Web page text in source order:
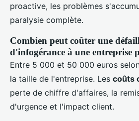
proactive, les problèmes
paralysie complète.
Combien peut coûter une
d'infogérance à une entreprise
Entre 5 000 et 50 000 euros
la taille de l'entreprise. Les coûts
perte de chiffre d'affaires, la
d'urgence et l'impact client.